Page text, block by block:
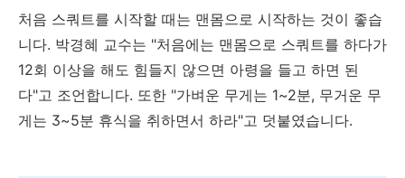
처음 스쿼트를 시작할 때는 맨몸으로 시작하는 것이 좋습
니다. 박경혜 교수는 "처음에는 맨몸으로 스쿼트를 하다가
12회 이상을 해도 힘들지 않으면 아령을 들고 하면 된
다"고 조언합니다. 또한 "가벼운 무게는 1~2분, 무거운 무
게는 3~5분 휴식을 취하면서 하라"고 덧붙였습니다.